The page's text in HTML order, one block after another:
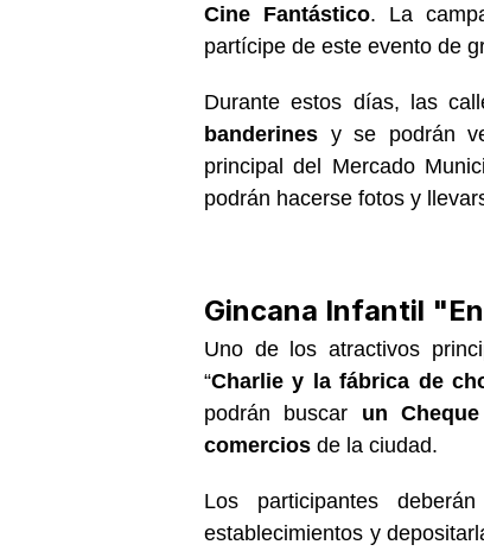
Cine Fantástico. La
partícipe de este evento de
Durante estos días, las
banderines y se podrán
principal del Mercado
podrán hacerse fotos y
Gincana Infantil
Uno de los atractivos
“Charlie y la fábrica de
podrán buscar un
comercios de la ciudad.
Los participantes
establecimientos y